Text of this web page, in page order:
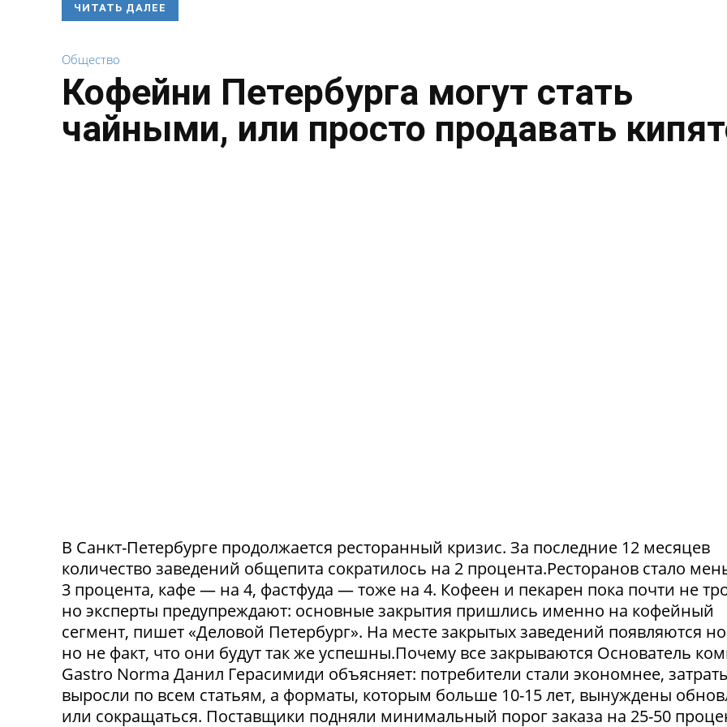
ЧИТАТЬ ДАЛЕЕ
Общество
Кофейни Петербурга могут стать
чайными, или просто продавать
В Санкт-Петербурге продолжается ресторанный кризис. За последние 12 месяцев
количество заведений общепита сократилось на 2 процента.Ресторанов стало
3 процента, кафе — на 4, фастфуда — тоже на 4. Кофеен и пекарен пока почти не
но эксперты предупреждают: основные закрытия пришлись именно на кофейный
сегмент, пишет «Деловой Петербург». На месте закрытых заведений появляются
но не факт, что они будут так же успешны.Почему все закрываются Основатель
Gastro Norma Данил Герасимиди объясняет: потребители стали экономнее,
выросли по всем статьям, а форматы, которым больше 10-15 лет, вынуждены
или сокращаться. Поставщики подняли минимальный порог заказа на 25-50